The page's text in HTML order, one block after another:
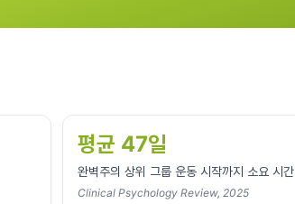
평균 47일
완벽주의 상위 그룹 운동 시작까지 소요 시간
Clinical Psychology Review, 2025